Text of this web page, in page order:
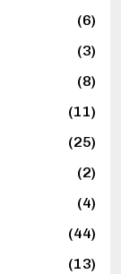
(6)
(3)
(8)
(11)
(25)
(2)
(4)
(44)
(13)